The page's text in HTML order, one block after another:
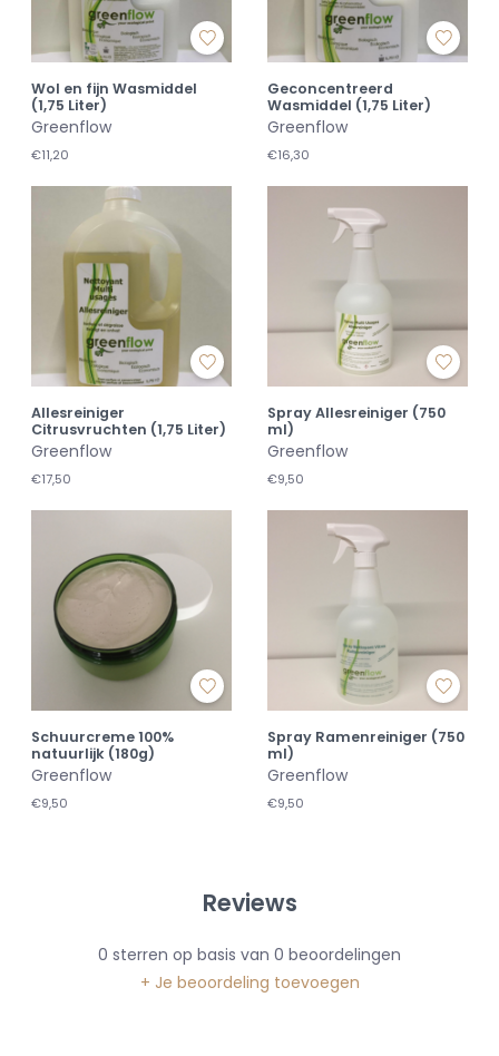
Wol en fijn Wasmiddel
(1,75 Liter)
Greenflow
€11,20
Geconcentreerd
Wasmiddel (1,75 Liter)
Greenflow
€16,30
Allesreiniger
Citrusvruchten (1,75 Liter)
Greenflow
€17,50
Spray Allesreiniger (750
ml)
Greenflow
€9,50
Schuurcreme 100%
natuurlijk (180g)
Greenflow
€9,50
Spray Ramenreiniger (750
ml)
Greenflow
€9,50
Reviews
0 sterren op basis van 0 beoordelingen
+ Je beoordeling toevoegen